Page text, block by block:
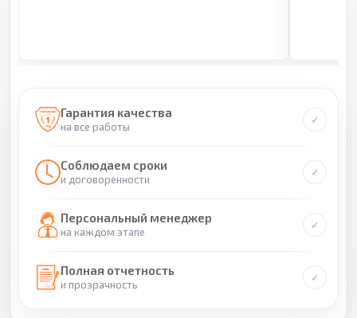
Гарантия качества
на все работы
Соблюдаем сроки
и договоренности
Персональный менеджер
на каждом этапе
Полная отчетность
и прозрачность